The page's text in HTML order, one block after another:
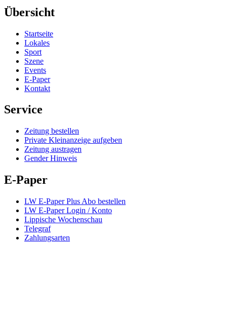
Übersicht
Startseite
Lokales
Sport
Szene
Events
E-Paper
Kontakt
Service
Zeitung bestellen
Private Kleinanzeige aufgeben
Zeitung austragen
Gender Hinweis
E-Paper
LW E-Paper Plus Abo bestellen
LW E-Paper Login / Konto
Lippische Wochenschau
Telegraf
Zahlungsarten